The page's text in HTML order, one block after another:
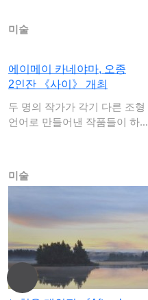
미술
에이메이 카네야마, 오종
2인잔 《사이》 개최
두 명의 작가가 각기 다른 조형
언어로 만들어낸 작품들이 하나
미술